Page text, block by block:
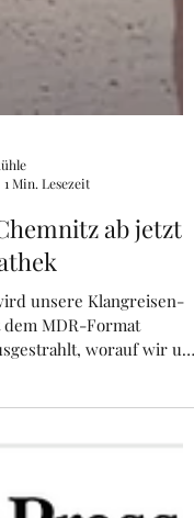
1 Min. Lesezeit
ab jetzt
unsere Klangreisen-
worauf wir uns
Beate Werner, Heike